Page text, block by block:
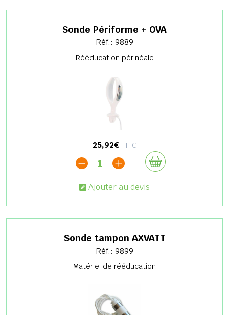
Sonde Périforme + OVA
Réf.: 9889
Rééducation périnéale
25,92€ TTC
1
Ajouter au devis
Sonde tampon AXVATT
Réf.: 9899
Matériel de rééducation